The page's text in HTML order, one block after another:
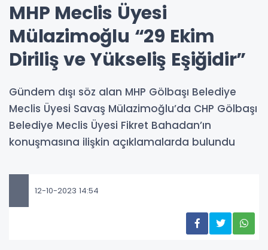
MHP Meclis Üyesi
Mülazimoğlu “29 Ekim
Diriliş ve Yükseliş Eşiğidir”
Gündem dışı söz alan MHP Gölbaşı Belediye
Meclis Üyesi Savaş Mülazimoğlu’da CHP Gölbaşı
Belediye Meclis Üyesi Fikret Bahadan’ın
konuşmasına ilişkin açıklamalarda bulundu
12-10-2023 14:54